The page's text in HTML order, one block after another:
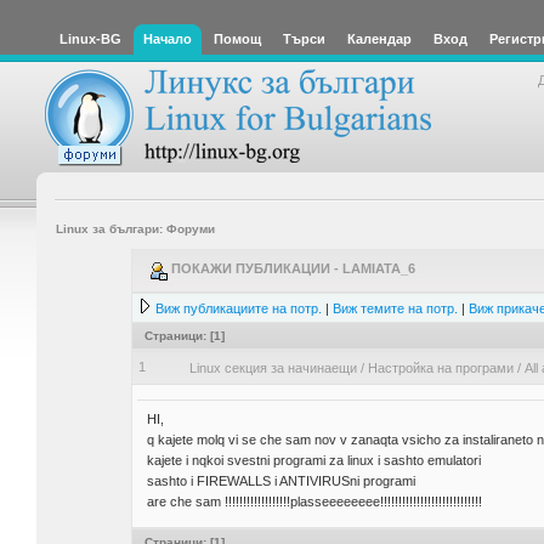
Linux-BG Начало Помощ Търси Календар Вход
Linux за българи: Форуми
ПОКАЖИ ПУБЛИКАЦИИ - LAMIATA_6
Виж публикациите на потр. | Виж темите на потр. | Виж
Страници: [1]
1 Linux секция за начинаещи/ Настройка на програми/ All
HI,
q kajete molq vi se che sam nov v zanaqta vsicho za instaliraneto
kajete i nqkoi svestni programi za linux i sashto emulatori
sashto i FIREWALLS i ANTIVIRUSni programi
are che sam !!!!!!!!!!!!!!!!!!plasseeeeeeee!!!!!!!!!!!!!!!!!!!!!!!!!!!!